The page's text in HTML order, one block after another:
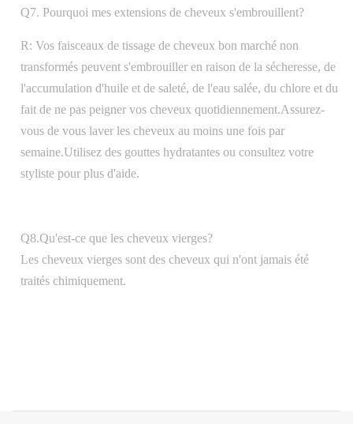
Q7. Pourquoi mes extensions de cheveux s'embrouillent?
R: Vos faisceaux de tissage de cheveux bon marché non
transformés peuvent s'embrouiller en raison de la sécheresse, de
l'accumulation d'huile et de saleté, de l'eau salée, du chlore et du
fait de ne pas peigner vos cheveux quotidiennement.Assurez-
vous de vous laver les cheveux au moins une fois par
semaine.Utilisez des gouttes hydratantes ou consultez votre
styliste pour plus d'aide.
Q8.Qu'est-ce que les cheveux vierges?
Les cheveux vierges sont des cheveux qui n'ont jamais été
traités chimiquement.